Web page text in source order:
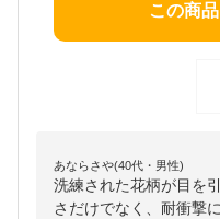
この商
あならさや(40代・男性)
洗練された花柄が目を
さだけでなく、耐衝撃